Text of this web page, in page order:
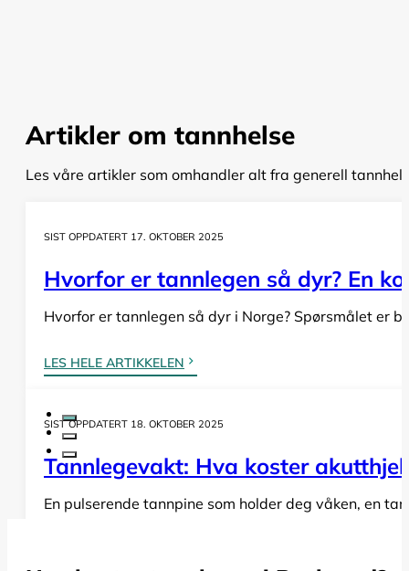
Artikler om tannhelse
Les våre artikler som omhandler alt fra generell
SIST OPPDATERT 17. OKTOBER 2025
Hvorfor er tannlegen så dyr? En
Hvorfor er tannlegen så dyr i Norge? Spørsmålet er
LES HELE ARTIKKELEN
SIST OPPDATERT 18. OKTOBER 2025
Tannlegevakt: Hva koster
En pulserende tannpine som holder deg våken, en